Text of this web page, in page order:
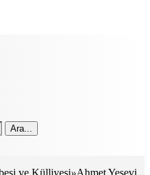
Ara...
ve Külliyesi»Ahmet Yesevi